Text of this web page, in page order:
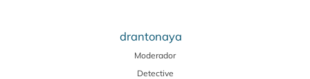
drantonaya
Moderador
Detective